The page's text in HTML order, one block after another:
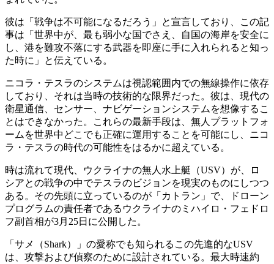
彼は「戦争は不可能になるだろう」と宣言しており、この記
事は「世界中が、最も弱小な国でさえ、自国の海岸を安全に
し、港を難攻不落にする武器を即座に手に入れられると知っ
た時に」と伝えている。
ニコラ・テスラのシステムは視認範囲内での無線操作に依存
しており、それは当時の技術的な限界だった。彼は、現代の
衛星通信、センサー、ナビゲーションシステムを想像するこ
とはできなかった。これらの最新手段は、無人プラットフォ
ームを世界中どこでも正確に運用することを可能にし、ニコ
ラ・テスラの時代の可能性をはるかに超えている。
時は流れて現代、ウクライナの無人水上艇（USV）が、ロ
シアとの戦争の中でテスラのビジョンを現実のものにしつつ
ある。その先頭に立っているのが「カトラン」で、ドローン
プログラムの責任者であるウクライナのミハイロ・フェドロ
フ副首相が3月25日に公開した。
「サメ（Shark）」の愛称でも知られるこの先進的なUSV
は、攻撃および偵察のために設計されている。最大時速約